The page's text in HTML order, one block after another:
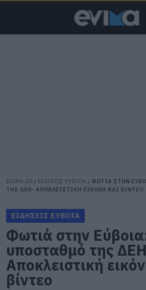
EVIMA.GR / ΕΙΔΗΣΕΙΣ ΕΥΒΟΙΑ / ΦΩΤΙΑ ΣΤΗΝ
ΤΗΣ ΔΕΗ- ΑΠΟΚΛΕΙΣΤΙΚΗ ΕΙΚΟΝΑ ΚΑΙ ΒΙΝΤΕΟ
ΕΙΔΗΣΕΙΣ ΕΥΒΟΙΑ
Φωτιά στην
υποσταθμό της
Αποκλειστική
βίντεο